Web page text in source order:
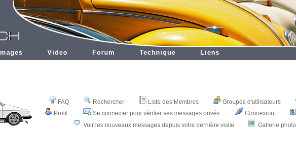
Images Video Forum Technique Liens
FAQ Rechercher Liste des Membres Groupes d'utilisateurs
Profil
Se connecter pour vérifier ses messages privés Connexion
Voir les nouveaux messages depuis votre dernière visite
Gallerie photo